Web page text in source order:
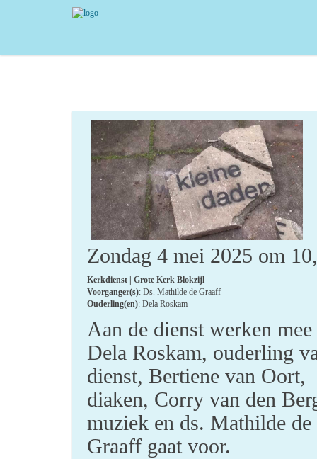
Zondag 4 mei 2025 om
Kerkdienst | Grote Kerk Blokzijl
Voorganger(s): Ds. Mathilde de Graaff
Ouderling(en): Dela Roskam
Aan de dienst werken mee
Dela Roskam, ouderling
dienst, Bertiene van Oort,
diaken, Corry van den
muziek en ds. Mathilde de
Graaff gaat voor.